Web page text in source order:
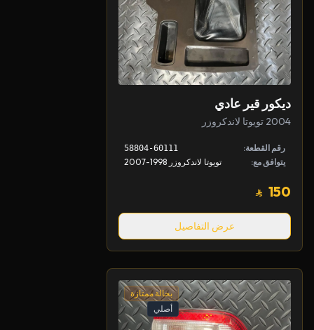
ديكور قير عادي
2004 تويوتا لاندكروزر
رقم القطعة: 58804-60111
يتوافق مع: تويوتا لاندكروزر 1998-2007
150
عرض التفاصيل
بحالة ممتازة
أصلي